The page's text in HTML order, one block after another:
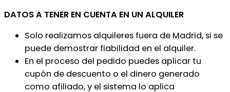
DATOS A TENER EN CUENTA EN UN ALQUILER
Solo realizamos alquileres fuera de Madrid, si se
puede demostrar fiabilidad en el alquiler.
En el proceso del pedido puedes aplicar tu
cupón de descuento o el dinero generado
como afiliado, y el sistema lo aplica